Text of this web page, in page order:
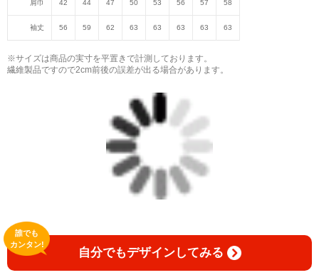
肩巾 42 44 47 50 53 56 57 58
袖丈 56 59 62 63 63 63 63 63
※サイズは商品の実寸を平置きで計測しております。
繊維製品ですので2cm前後の誤差が出る場合があります。
自分でもデザインしてみる
誰でも
カンタン!